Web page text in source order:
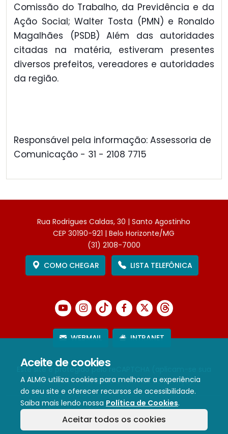
Aceite de cookies
A ALMG utiliza cookies para melhorar a experiência
do seu site e oferecer recursos de acessibilidade.
Saiba mais lendo nossa Política de Cookies.
Aceitar todos os cookies
Comissão do Trabalho, da Previdência e da
Ação Social; Walter Tosta (PMN) e Ronaldo
Magalhães (PSDB) Além das autoridades
citadas na matéria, estiveram presentes
diversos prefeitos, vereadores e autoridades
da região.
Responsável pela informação: Assessoria de
Comunicação - 31 - 2108 7715
Rua Rodrigues Caldas, 30 | Santo Agostinho
CEP 30190-921 | Belo Horizonte/MG
(31) 2108-7000
COMO CHEGAR
LISTA TELEFÔNICA
WEBMAIL INTRANET
Este site é protegido pelo reCAPTCHA (aplicam-se sua
Política de PrivacidadeeTermos de Serviço).
Termos de Uso e Política de Privacidade
Política de cookies